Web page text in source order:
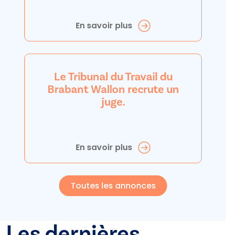
En savoir plus
Le Tribunal du Travail du
Brabant Wallon recrute un
juge.
En savoir plus
Toutes les annonces